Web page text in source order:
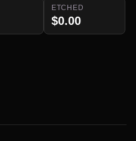
ETCHED
$0.00